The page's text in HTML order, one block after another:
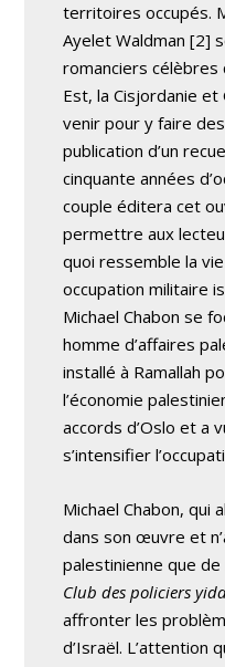
territoires occupés.
Ayelet Waldman [2]
romanciers célèbres
Est, la Cisjordanie et
venir pour y faire
publication d’un
cinquante années
couple éditera cet
permettre aux
quoi ressemble la
occupation militaire
Michael Chabon se
homme d’affaires
installé à Ramallah
l’économie
accords d’Oslo et a
s’intensifier
Michael Chabon, qui
dans son œuvre et
palestinienne que
Club des policiers
affronter les
d’Israël. L’attention